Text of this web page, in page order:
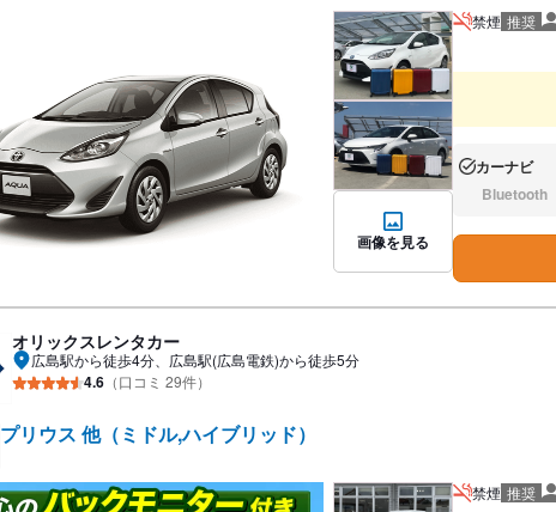
画像を見る
禁煙 推奨
あり:カーナビ
なし:Bluetooth
オリックスレンタカー
広島駅から徒歩4分、広島駅(広島電鉄)から徒歩5分
4.6 （口コミ 29件）
プリウス 他（ミドル,ハイブリッド）
禁煙 推奨